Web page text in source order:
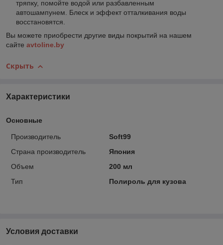
тряпку, помойте водой или разбавленным
автошампунем. Блеск и эффект отталкивания воды
восстановятся.
Вы можете приобрести другие виды покрытий на нашем
сайте avtoline.by
Скрыть
Характеристики
Основные
Производитель
Soft99
Страна производитель
Япония
Объем
200 мл
Тип
Полироль для кузова
Условия доставки